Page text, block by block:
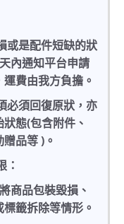
或是配件短缺的狀
內通知平台申請
費由我方負擔。
必須回復原狀，亦
態(包含附件、
品等 )。
：
商品包裝毀損、
籤拆除等情形。